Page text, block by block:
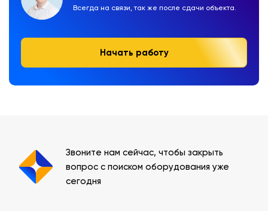
Всегда на связи, так же после сдачи объекта.
Начать работу
Звоните нам сейчас, чтобы закрыть
вопрос с поиском оборудования уже
сегодня